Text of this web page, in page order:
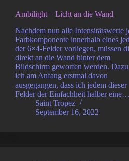
Ambilight – Licht an die Wand
Nachdem nun alle Intensitätswerte
Farbkomponente innerhalb eines
der 6×4-Felder vorliegen, müssen
direkt an die Wand hinter dem
Bildschirm geworfen werden.
ich am Anfang erstmal davon
ausgegangen, dass ich jedem dieser
Felder der Einfachheit halber eine…
Saint Tropez
September 16, 2022